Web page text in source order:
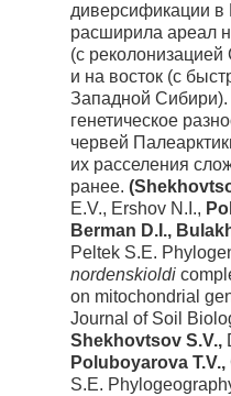
диверсификации в
расширила ареал
(с
и на восток (с
Западной Сибири).
генетическое
червей
их расселения
ранее.
E.V., Ershov N.I.,
Berman D.I.,
Peltek S.E.
nordenskioldi
on mitochondrial
Journal of Soil
Shekhovtsov S.V.,
Poluboyarova T.V.,
S.E.